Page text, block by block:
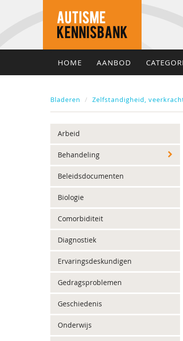
HOME AANBOD
Bladeren Zelfstandigheid,
Arbeid
Behandeling
Beleidsdocumenten
Biologie
Comorbiditeit
Diagnostiek
Ervaringsdeskundigen
Gedragsproblemen
Geschiedenis
Onderwijs